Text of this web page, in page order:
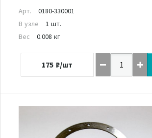
Арт.
0180-330001
В узле
1 шт.
Вес
0.008 кг
175 ₽/шт